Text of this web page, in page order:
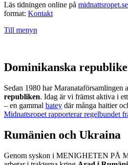
Läs tidningen online på midnattsropet.se
format: Kontakt
Till menyn
Dominikanska
Sedan 1980 har Maranataförsamlingen
republiken. Idag är vi främst aktiva i
– en gammal batey där många haitier
Midnattsropet rapporterar regelbundet
Rumänien och Ukraina
Genom syskon i MENIGHETEN PÅ